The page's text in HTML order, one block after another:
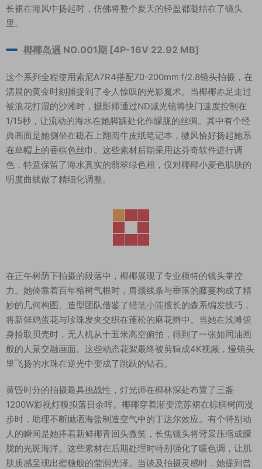
长裙在海风中扬起时，仿佛将整个夏天的轻盈都凝结在了镜头
里。
椰椰岛遇 NO.001期 [4P-16V 22.92 MB]
这个系列全程使用索尼A7R4搭配70-200mm f/2.8镜头拍摄，在
清晨的黄金时刻捕捉到了令人惊叹的光影魔术。当椰椰赤足走过
被浪花打湿的沙滩时，摄影师通过ND减光镜将快门速度控制在
1/15秒，让流动的海水在她脚踝处化作朦胧的丝绸。其中有个经
典画面是她侧坐在礁石上翻阅牛皮纸笔记本，微风恰好扬起她系
在草帽上的香槟色丝巾。这些素材后期采用达芬奇软件进行调
色，特意保留了海水真实的翡翠绿色相，仅对椰椰小麦色肌肤的
明度曲线做了精细化调整。
在正午树荫下拍摄的段落中，椰椰展现了专业模特的镜头掌控
力。她倚靠着百年榕树气根时，肩颈线条与垂落的藤蔓构成了精
妙的几何构图。造型团队借鉴了蜡笔小陈擅长的森系编发技巧，
将新鲜鸡蛋花与珍珠发夹交织在蓬松的麻花辫中。当她在浅滩俯
身拾取贝壳时，无人机从十五米高空俯拍，得到了一张如同油画
般的人景交融画面。这些动态花絮最终被剪辑成4K视频，慢镜头
里飞扬的水珠在逆光中变成了跳跃的钻石。
黄昏时分的拍摄最具挑战性，灯光师在椰林深处布置了三盏
1200W影视灯模拟落日余晖。椰椰穿着渐变流苏裙在棕榈树间漫
步时，助理不断抛洒海盐制造空气中的丁达尔效应。有个特别动
人的瞬间是她捧着新鲜椰青回头微笑，长焦镜头将背景压缩成朦
胧的光斑海洋。这些素材在后期处理时特别强化了暖色调，让肌
肤质感呈现出蜜糖般的莹润光泽。当谈及拍摄灵感时，她提到曾